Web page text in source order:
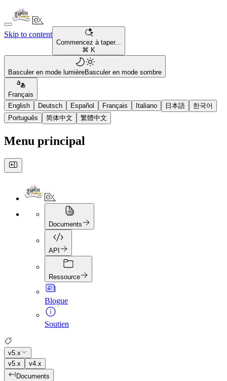
Skip to content
Commencez à taper...
⌘ K
Basculer en mode lumièreBasculer en mode sombre
Français
English
Deutsch Español Français Italiano 日本語
한국어
Português
简体中文 繁體中文
Menu principal
Documents
API
Ressource
Blogue
Soutien
v5.x
v5.x
v4.x
Documents